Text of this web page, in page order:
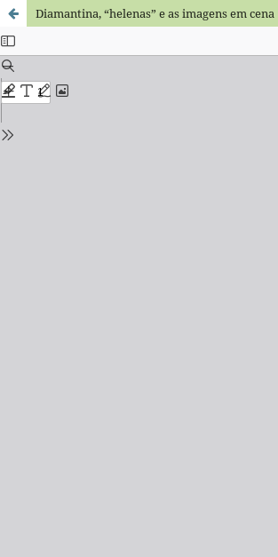
Diamantina, “helenas” e as imagens em cena